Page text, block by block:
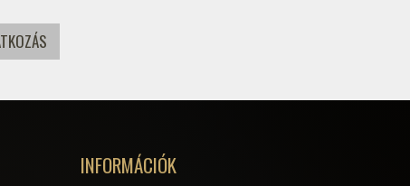
INFORMÁCIÓK